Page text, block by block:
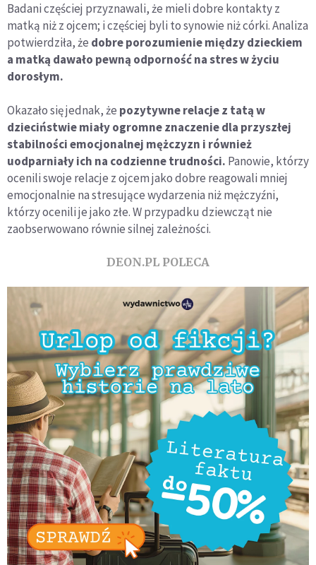
Badani częściej przyznawali, że mieli dobre kontakty z
matką niż z ojcem; i częściej byli to synowie niż córki. Analiza
potwierdziła, że dobre porozumienie między dzieckiem
a matką dawało pewną odporność na stres w życiu
dorosłym.
Okazało się jednak, że pozytywne relacje z tatą w
dzieciństwie miały ogromne znaczenie dla przyszłej
stabilności emocjonalnej mężczyzn i również
uodparniały ich na codzienne trudności. Panowie, którzy
ocenili swoje relacje z ojcem jako dobre reagowali mniej
emocjonalnie na stresujące wydarzenia niż mężczyźni,
którzy ocenili je jako złe. W przypadku dziewcząt nie
zaobserwowano równie silnej zależności.
DEON.PL POLECA